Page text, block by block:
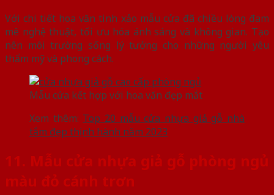
Với chi tiết hoa văn tinh xảo mẫu cửa đã chiều lòng đam
mê nghệ thuật, tối ưu hóa ánh sáng và không gian. Tạo
nên môi trường sống lý tưởng cho những người yêu
thẩm mỹ và phong cách.
Mẫu cửa kết hợp với hoa văn đẹp mắt
Xem thêm: Top 20 mẫu cửa nhựa giả gỗ nhà
tắm đẹp thịnh hành năm 2023
11. Mẫu cửa nhựa giả gỗ phòng ngủ
màu đỏ cánh trơn